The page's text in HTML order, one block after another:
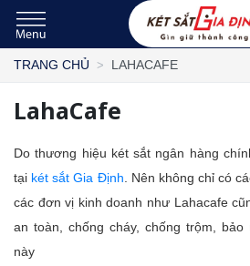
TRANG CHỦ LAHACAFE
LahaCafe
Do thương hiệu két sắt ngân hàng
tại két sắt Gia Định . Nên không chỉ có
các đơn vị kinh doanh như Lahacafe
an toàn, chống cháy, chống trộm,
này